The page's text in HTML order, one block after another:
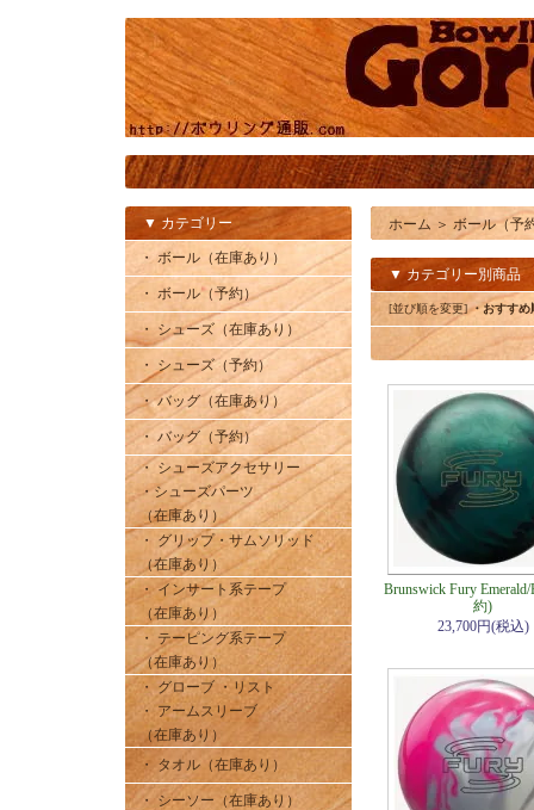
▼ カテゴリー
・ ボール（在庫あり）
・ ボール（予約）
・ シューズ（在庫あり）
・ シューズ（予約）
・ バッグ（在庫あり）
・ バッグ（予約）
・ シューズアクセサリー
・シューズパーツ
（在庫あり）
・ グリップ・サムソリッド
（在庫あり）
・ インサート系テープ
（在庫あり）
・ テーピング系テープ
（在庫あり）
・ グローブ ・リスト
・ アームスリーブ
（在庫あり）
・ タオル（在庫あり）
・ シーソー（在庫あり）
ホーム ＞ ボール（予
▼ カテゴリー別商品
[並び順を変更]・おすすめ
Brunswick Fury
約)
23,700円(税込)